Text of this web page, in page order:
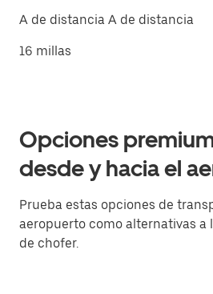
A de distancia A de distancia
16 millas
Opciones
desde y hacia el
Prueba estas opciones de
aeropuerto como alternativas a
de chofer.